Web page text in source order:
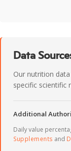
Data
Our nutrition
specific scientific
Additional
Daily value
Supplements and